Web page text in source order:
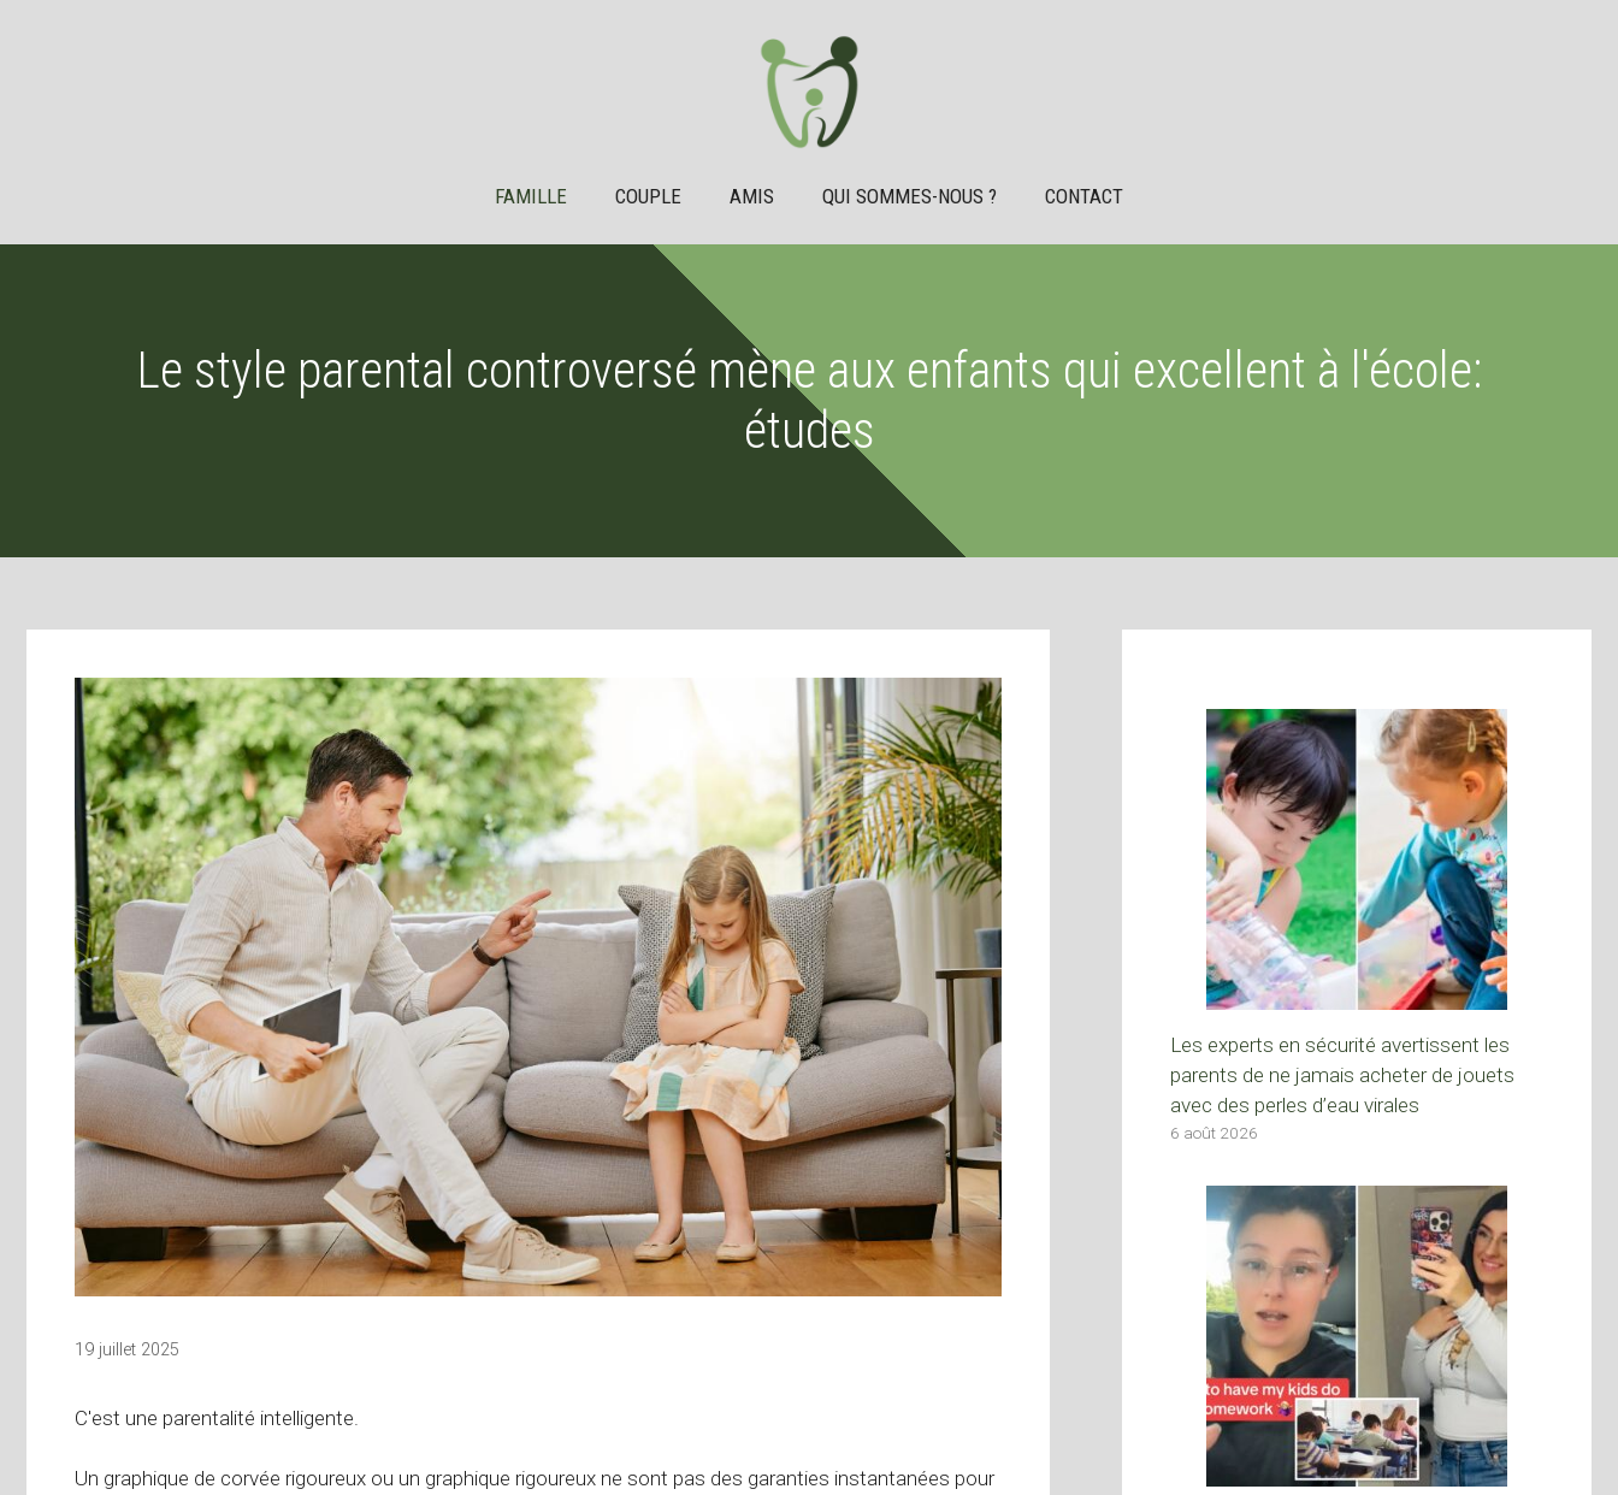
FAMILLE COUPLE AMIS QUI SOMMES-NOUS ? CONTACT
Le style parental controversé mène aux enfants qui excellent à l'école:
études
19 juillet 2025
C'est une parentalité intelligente.
Un graphique de corvée rigoureux ou un graphique rigoureux ne sont pas des garanties instantanées pour
Les experts en sécurité avertissent les
parents de ne jamais acheter de jouets
avec des perles d’eau virales
6 août 2026